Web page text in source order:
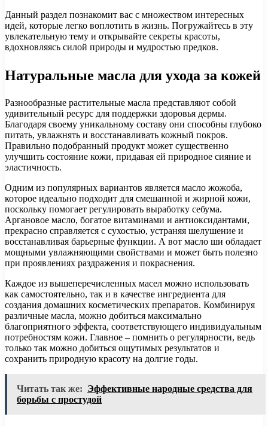
Данный раздел познакомит вас с множеством интересных
идей, которые легко воплотить в жизнь. Погружайтесь в эту
увлекательную тему и открывайте секреты красоты,
вдохновляясь силой природы и мудростью предков.
Натуральные масла для ухода за кожей
Разнообразные растительные масла представляют собой
удивительный ресурс для поддержки здоровья дермы.
Благодаря своему уникальному составу они способны глубоко
питать, увлажнять и восстанавливать кожный покров.
Правильно подобранный продукт может существенно
улучшить состояние кожи, придавая ей природное сияние и
эластичность.
Одним из популярных вариантов является масло жожоба,
которое идеально подходит для смешанной и жирной кожи,
поскольку помогает регулировать выработку себума.
Аргановое масло, богатое витаминами и антиоксидантами,
прекрасно справляется с сухостью, устраняя шелушение и
восстанавливая барьерные функции. А вот масло ши обладает
мощными увлажняющими свойствами и может быть полезно
при проявлениях раздражения и покраснения.
Каждое из вышеперечисленных масел можно использовать
как самостоятельно, так и в качестве ингредиента для
создания домашних косметических препаратов. Комбинируя
различные масла, можно добиться максимально
благоприятного эффекта, соответствующего индивидуальным
потребностям кожи. Главное – помнить о регулярности, ведь
только так можно добиться ощутимых результатов и
сохранить природную красоту на долгие годы.
Читать так же: Эффективные народные средства для
борьбы с простудой